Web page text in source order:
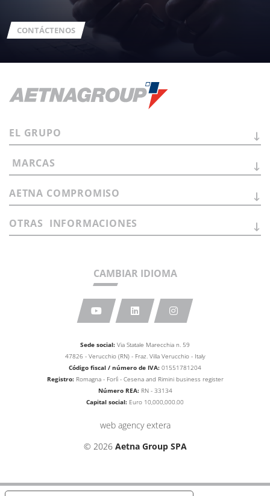
CONTÁCTENOS
Sede social: Via Statale Marecchia n. 59
47826 - Verucchio (RN) - Fraz. Villa Verucchio - Italy
Código fiscal / número de IVA: 01551781204
Registro: Romagna - Forlì - Cesena and Rimini business register
Número REA: RN - 33134
Capital social: Euro 10,000,000.00
web agency extera
© 2026 Aetna Group SPA
CAMBIAR IDIOMA
EL GRUPO
MARCAS
AETNA COMPROMISO
OTRAS INFORMACIONES